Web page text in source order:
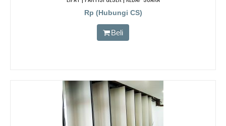
Rp (Hubungi CS)
Beli